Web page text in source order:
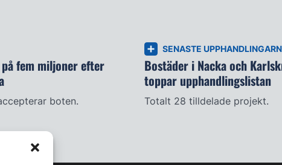
på fem miljoner efter
boten.
SENASTE
Bostäder i Nacka och
toppar upphandlingslistan
Totalt 28 tilldelade projekt.